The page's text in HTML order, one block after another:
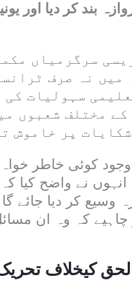
بند کر دیا اور
سرگرمیاں
میں نہ صرف
سہولیات
مختلف شعبوں
پر خاموش
کوئی خاطر
نے واضح کیا
وسیع کر دیا
چاہیے کہ وہ ان
کیخلاف